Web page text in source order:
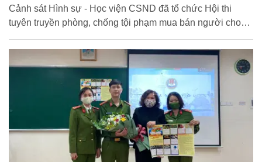
Cảnh sát Hình sự - Học viện CSND đã tổ chức Hội thi
tuyên truyền phòng, chống tội phạm mua bán người cho
Giám đốc Học viện dự và cổ vũ cho các đội thi.